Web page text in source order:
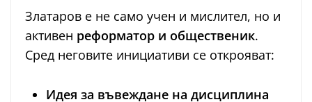
Златаров е не само учен и мислител, но и
активен реформатор и общественик.
Сред неговите инициативи се открояват:
Идея за въвеждане на дисциплина